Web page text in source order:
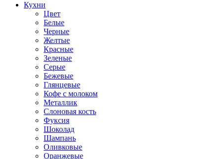
Кухни
Цвет
Белые
Черные
Желтые
Красные
Зеленые
Серые
Бежевые
Глянцевые
Кофе с молоком
Металлик
Слоновая кость
Фуксия
Шоколад
Шампань
Оливковые
Оранжевые